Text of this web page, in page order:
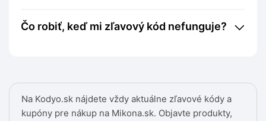
Na Kodyo.sk nájdete vždy aktuálne zľavové kódy a
kupóny pre nákup na Mikona.sk. Objavte produkty,
Čo robiť, keď mi zľavový kód nefunguje?